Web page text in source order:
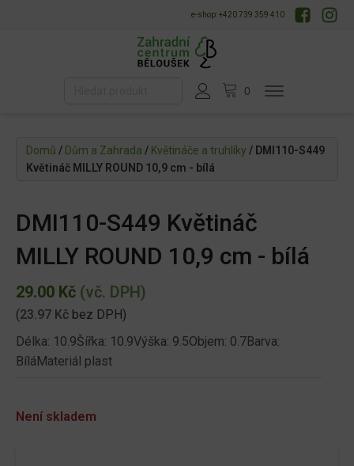
e-shop: +420 739 359 410
Domů / Dům a Zahrada / Květináče a truhlíky / DMI110-S449
Květináč MILLY ROUND 10,9 cm - bílá
DMI110-S449 Květináč
MILLY ROUND 10,9 cm - bílá
29.00 Kč (vč. DPH)
(23.97 Kč bez DPH)
Délka: 10.9Šířka: 10.9Výška: 9.5Objem: 0.7Barva:
BíláMateriál plast
Není skladem